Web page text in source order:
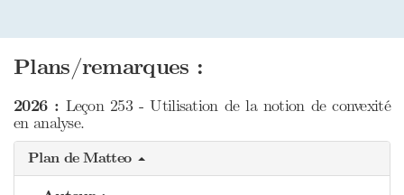
Plans/remarques :
2026 : Leçon 253 - Utilisation de la notion de convexité
en analyse.
Plan de Matteo